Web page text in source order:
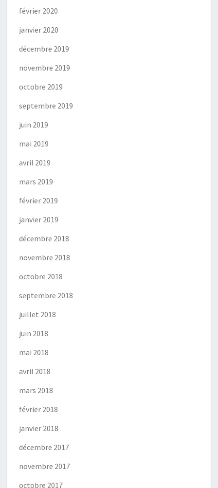
février 2020
janvier 2020
décembre 2019
novembre 2019
octobre 2019
septembre 2019
juin 2019
mai 2019
avril 2019
mars 2019
février 2019
janvier 2019
décembre 2018
novembre 2018
octobre 2018
septembre 2018
juillet 2018
juin 2018
mai 2018
avril 2018
mars 2018
février 2018
janvier 2018
décembre 2017
novembre 2017
octobre 2017